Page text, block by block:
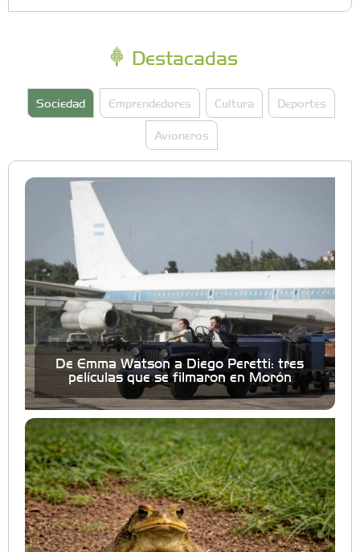
Destacadas
Sociedad Emprendedores Cultura Deportes
Avioneros
De Emma Watson a Diego Peretti: tres
películas que se filmaron en Morón